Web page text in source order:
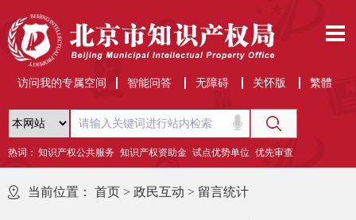
访问我的专属空间 智能问答 无障碍 关怀版 繁體
热词： 知识产权公共服务 知识产权资助金 试点优势单位 优先审查
当前位置： 首页 > 政民互动 > 留言统计